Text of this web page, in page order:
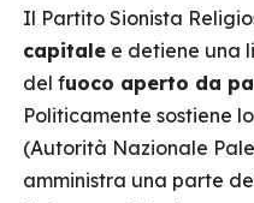
Il Partito Sionista
capitale e detiene una
del fuoco aperto da
Politicamente sostiene lo
(Autorità Nazionale
amministra una parte